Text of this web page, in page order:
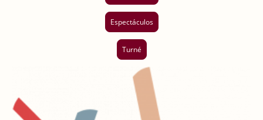
Espectáculos
Turné